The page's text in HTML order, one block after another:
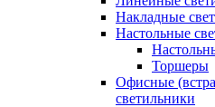
Накладные
Настольные
Торшеры
Офисные
светильники